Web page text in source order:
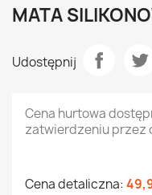
MATA
Udostępnij
Cena hurtowa
zatwierdzeniu przez
Cena detaliczna: